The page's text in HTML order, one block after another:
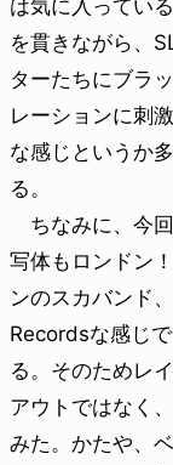
は気に入ってい
を貫きながら、
ターたちにブラ
レーションに刺
な感じというか
る。
ちなみに、今
写体もロンドン
ンのスカバンド
Recordsな感じ
る。そのためレ
アウトではなく
みた。かたや、